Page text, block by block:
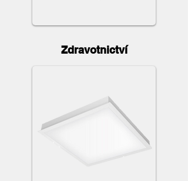
Zdravotnictví